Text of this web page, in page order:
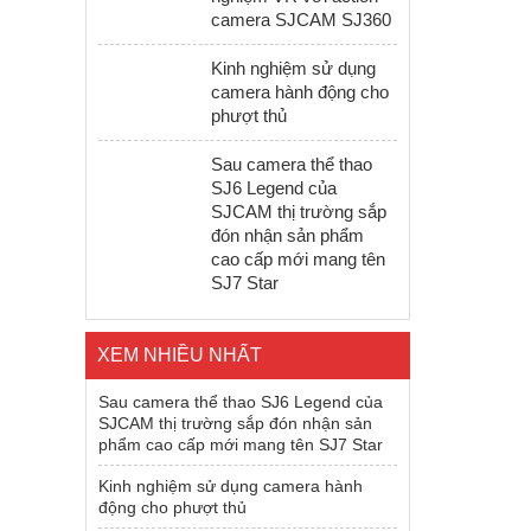
camera SJCAM SJ360
Kinh nghiệm sử dụng
camera hành động cho
phượt thủ
Sau camera thể thao
SJ6 Legend của
SJCAM thị trường sắp
đón nhận sản phẩm
cao cấp mới mang tên
SJ7 Star
XEM NHIỀU NHẤT
Sau camera thể thao SJ6 Legend của
SJCAM thị trường sắp đón nhận sản
phẩm cao cấp mới mang tên SJ7 Star
Kinh nghiệm sử dụng camera hành
động cho phượt thủ